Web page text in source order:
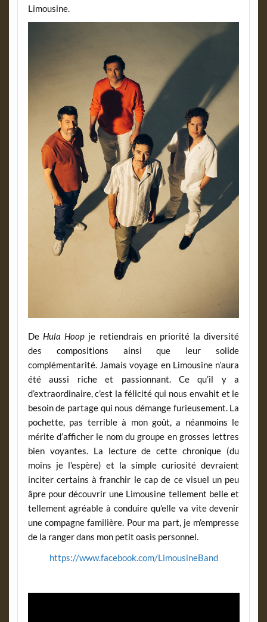
Limousine.
De Hula Hoop je retiendrais en priorité la diversité
des compositions ainsi que leur solide
complémentarité. Jamais voyage en Limousine n’aura
été aussi riche et passionnant. Ce qu’il y a
d’extraordinaire, c’est la félicité qui nous envahit et le
besoin de partage qui nous démange furieusement. La
pochette, pas terrible à mon goût, a néanmoins le
mérite d’afficher le nom du groupe en grosses lettres
bien voyantes. La lecture de cette chronique (du
moins je l’espère) et la simple curiosité devraient
inciter certains à franchir le cap de ce visuel un peu
âpre pour découvrir une Limousine tellement belle et
tellement agréable à conduire qu’elle va vite devenir
une compagne familière. Pour ma part, je m’empresse
de la ranger dans mon petit oasis personnel.
https://www.facebook.com/LimousineBand